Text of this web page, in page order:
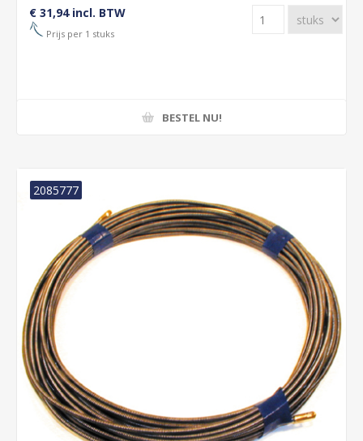
€ 31,94 incl. BTW
Prijs per 1 stuks
BESTEL NU!
2085777